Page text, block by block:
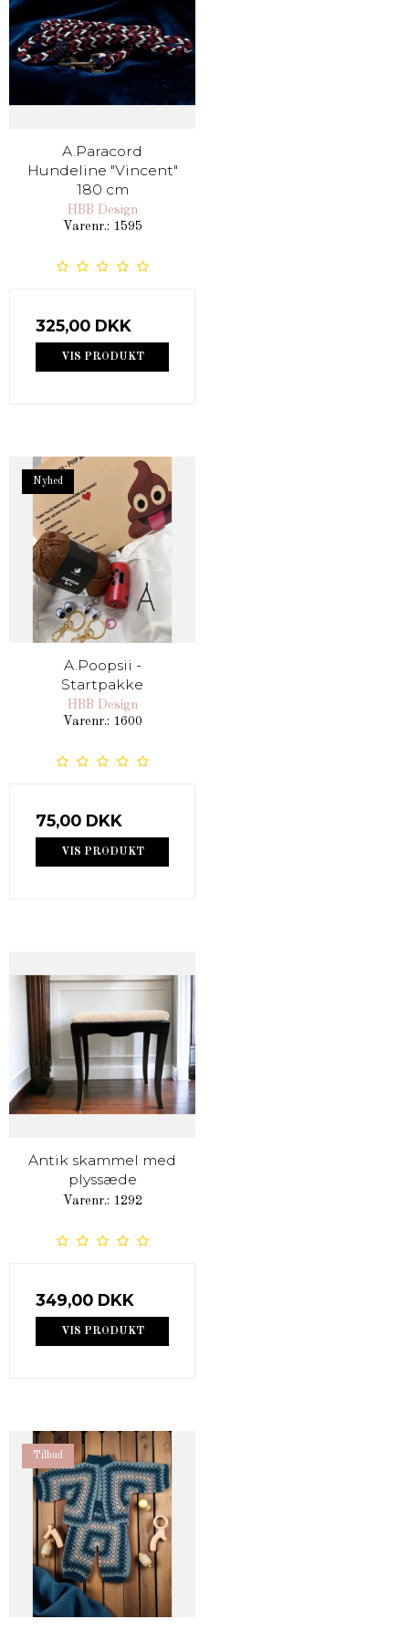
A.Paracord
Hundeline "Vincent"
180 cm
HBB Design
Varenr.: 1595
325,00 DKK
VIS PRODUKT
Nyhed
A.Poopsii -
Startpakke
HBB Design
Varenr.: 1600
75,00 DKK
VIS PRODUKT
Antik skammel med
plyssæde
Varenr.: 1292
349,00 DKK
VIS PRODUKT
Tilbud